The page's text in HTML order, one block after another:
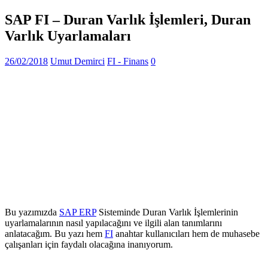
SAP FI – Duran Varlık İşlemleri, Duran
Varlık Uyarlamaları
26/02/2018 Umut Demirci FI - Finans 0
Bu yazımızda SAPERPSisteminde Duran Varlık İşlemlerinin
uyarlamalarının nasıl yapılacağını ve ilgili alan tanımlarını
anlatacağım. Bu yazı hem FI anahtar kullanıcıları hem de muhasebe
çalışanları için faydalı olacağına inanıyorum.